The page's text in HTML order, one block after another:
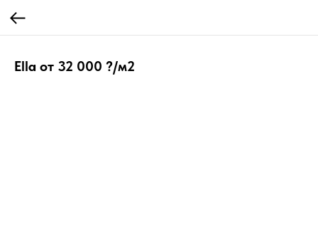
Ella от 32 000 ?/м2